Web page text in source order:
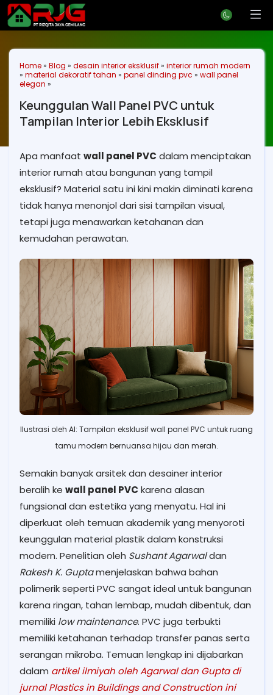
Home» Blog » desain interior eksklusif» interior rumah modern
» material dekoratif tahan » panel dinding pvc » wall panel
elegan »
Keunggulan Wall Panel PVC untuk
Tampilan Interior Lebih Eksklusif
Apa manfaat wall panel PVC dalam menciptakan
interior rumah atau bangunan yang tampil
eksklusif? Material satu ini kini makin diminati karena
tidak hanya menonjol dari sisi tampilan visual,
tetapi juga menawarkan ketahanan dan
kemudahan perawatan.
Ilustrasi oleh AI: Tampilan eksklusif wall panel PVC untuk ruang
tamu modern bernuansa hijau dan merah.
Semakin banyak arsitek dan desainer interior
beralih ke wall panel PVC karena alasan
fungsional dan estetika yang menyatu. Hal ini
diperkuat oleh temuan akademik yang menyoroti
keunggulan material plastik dalam konstruksi
modern. Penelitian oleh Sushant Agarwaldan
Rakesh K. Guptamenjelaskan bahwa bahan
polimerik seperti PVC sangat ideal untuk bangunan
karena ringan, tahan lembap, mudah dibentuk, dan
memiliki low maintenance. PVC juga terbukti
memiliki ketahanan terhadap transfer panas serta
serangan mikroba. Temuan lengkap ini dijabarkan
dalam artikel ilmiyah oleh Agarwal dan Gupta di
jurnal Plastics in Buildings and Construction ini